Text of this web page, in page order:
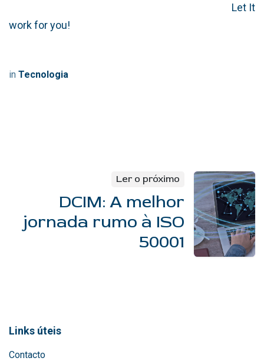
Let It
work for you!
in Tecnologia
Ler o próximo
DCIM: A melhor
jornada rumo à ISO
50001
Links úteis
Contacto